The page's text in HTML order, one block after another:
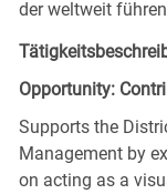
der weltweit
Opportunity:
Supports the
Management by
on acting as a